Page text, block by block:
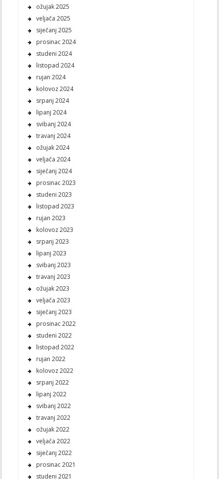
ožujak 2025
veljača 2025
siječanj 2025
prosinac 2024
studeni 2024
listopad 2024
rujan 2024
kolovoz 2024
srpanj 2024
lipanj 2024
svibanj 2024
travanj 2024
ožujak 2024
veljača 2024
siječanj 2024
prosinac 2023
studeni 2023
listopad 2023
rujan 2023
kolovoz 2023
srpanj 2023
lipanj 2023
svibanj 2023
travanj 2023
ožujak 2023
veljača 2023
siječanj 2023
prosinac 2022
studeni 2022
listopad 2022
rujan 2022
kolovoz 2022
srpanj 2022
lipanj 2022
svibanj 2022
travanj 2022
ožujak 2022
veljača 2022
siječanj 2022
prosinac 2021
studeni 2021